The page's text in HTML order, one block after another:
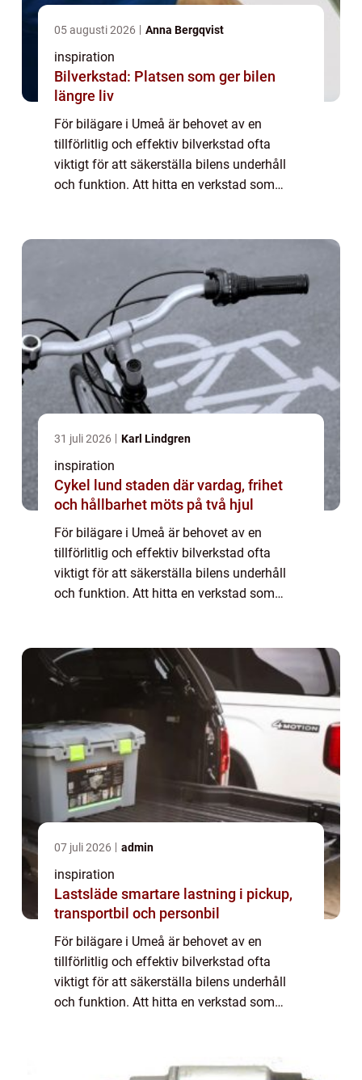
05 augusti 2026 Anna Bergqvist
inspiration
Bilverkstad: Platsen som ger bilen
längre liv
För bilägare i Umeå är behovet av en
tillförlitlig och effektiv bilverkstad ofta
viktigt för att säkerställa bilens underhåll
och funktion. Att hitta en verkstad som
31 juli 2026 Karl Lindgren
inspiration
Cykel lund staden där vardag, frihet
och hållbarhet möts på två hjul
För bilägare i Umeå är behovet av en
tillförlitlig och effektiv bilverkstad ofta
viktigt för att säkerställa bilens underhåll
och funktion. Att hitta en verkstad som
07 juli 2026 admin
inspiration
Lastsläde smartare lastning i pickup,
transportbil och personbil
För bilägare i Umeå är behovet av en
tillförlitlig och effektiv bilverkstad ofta
viktigt för att säkerställa bilens underhåll
och funktion. Att hitta en verkstad som